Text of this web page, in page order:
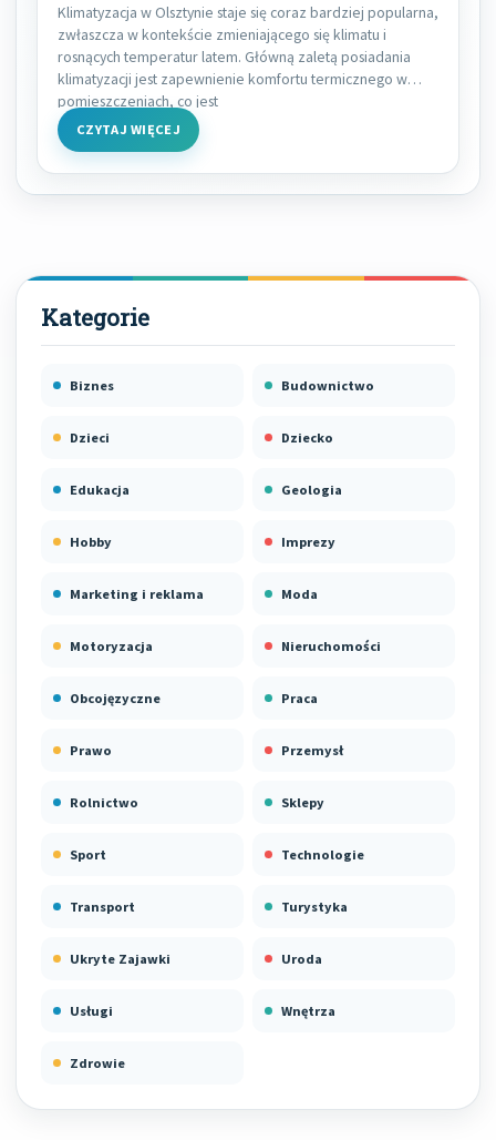
Klimatyzacja w Olsztynie staje się coraz bardziej popularna,
zwłaszcza w kontekście zmieniającego się klimatu i
rosnących temperatur latem. Główną zaletą posiadania
klimatyzacji jest zapewnienie komfortu termicznego w
pomieszczeniach, co jest
CZYTAJ WIĘCEJ
Biznes Budownictwo
Dzieci Dziecko
Edukacja Geologia
Hobby Imprezy
Marketing i reklama Moda
Motoryzacja Nieruchomości
Obcojęzyczne Praca
Prawo Przemysł
Rolnictwo Sklepy
Sport Technologie
Transport Turystyka
Ukryte Zajawki Uroda
Usługi Wnętrza
Zdrowie